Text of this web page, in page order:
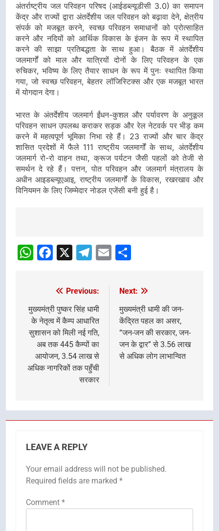
अंतर्राष्ट्रीय जल परिवहन परिषद (आईडब्ल्यूडीसी 3.0) का समापन
केंद्र और राज्यों द्वारा अंतर्देशीय जल परिवहन को बढ़ावा देने, क्षेत्रीय
संपर्क को मजबूत करने, स्वच्छ परिवहन समाधानों को प्रोत्साहित
करने और नदियों को आर्थिक विकास के इंजन के रूप में स्थापित
करने की साझा प्रतिबद्धता के साथ हुआ। बैठक में अंतर्देशीय
जलमार्गों को माल और यात्रियों दोनों के लिए परिवहन के एक
रुचिकर, भविष्य के लिए तैयार साधन के रूप में पुनः स्थापित किया
गया, जो स्वच्छ परिवहन, बेहतर लॉजिस्टिक्स और एक मजबूत भारत
में योगदान देगा।
भारत के अंतर्देशीय जलमार्ग ईंधन-कुशल और पर्यावरण के अनुकूल
परिवहन साधन उपलब्ध कराकर सड़क और रेल नेटवर्क पर भीड़ कम
करने में महत्वपूर्ण भूमिका निभा रहे हैं। 23 राज्यों और चार केंद्र
शासित प्रदेशों में फैले 111 राष्ट्रीय जलमार्गों के साथ, अंतर्देशीय
जलमार्ग रो-रो वाहन तथा, क्रूज पर्यटन जैसी पहलों को तेजी से
समर्थन दे रहे हैं। पत्तन, पोत परिवहन और जलमार्ग मंत्रालय के
अधीन आइडब्ल्यूएआइ, राष्ट्रीय जलमार्गों के विकास, रखरखाव और
विनियमन के लिए जिम्मेदार नोडल एजेंसी बनी हुई है।
navigation
WhatsApp
Facebook
X Telegram
Email
navigation
Previous:
मुख्यमंत्री पुष्कर सिंह धामी
के नेतृत्व में कैम्प आधारित
सुशासन को मिली नई गति,
अब तक 445 कैम्पों का
आयोजन, 3.54 लाख से
अधिक नागरिकों तक पहुँची
सरकार
Next:
मुख्यमंत्री धामी की जन-
केंद्रित पहल का असर,
“जन-जन की सरकार, जन-
जन के द्वार” से 3.56 लाख
से अधिक लोग लाभान्वित
LEAVE A REPLY
Your email address will not be published.
Required fields are marked *
Comment *